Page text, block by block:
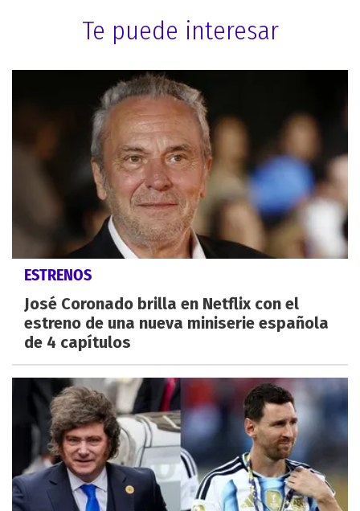
Te puede interesar
ESTRENOS
José Coronado brilla en Netflix con el
estreno de una nueva miniserie española
de 4 capítulos